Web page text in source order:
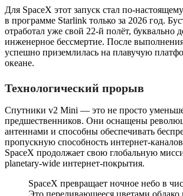
Для SpaceX этот запуск стал по-
в программе Starlink только за 2026 год.
отработал уже свой 22-й полёт, буквально
инженерное бессмертие. После
успешно приземлилась на плавучую
океане.
Технологический прорыв
Спутники v2 Mini — это не просто
предшественников. Они оснащены
антеннами и способны обеспечивать
пропускную способность интернет-
SpaceX продолжает свою глобальную
planetary-wide интернет-покрытия.
SpaceX превращает ночное небо в
Это переливающееся цветами